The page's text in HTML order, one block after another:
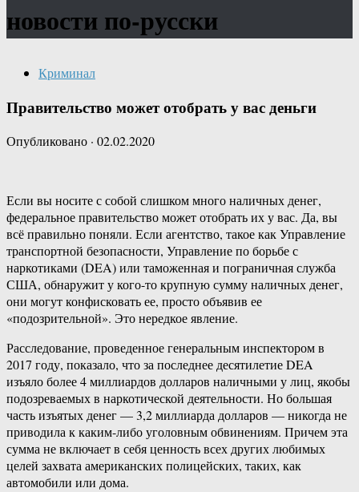
новости по-русски
Криминал
Правительство может отобрать у вас деньги
Опубликовано · 02.02.2020
Если вы носите с собой слишком много наличных денег,
федеральное правительство может отобрать их у вас. Да, вы
всё правильно поняли. Если агентство, такое как Управление
транспортной безопасности, Управление по борьбе с
наркотиками (DEA) или таможенная и пограничная служба
США, обнаружит у кого-то крупную сумму наличных денег,
они могут конфисковать ее, просто объявив ее
«подозрительной». Это нередкое явление.
Расследование, проведенное генеральным инспектором в
2017 году, показало, что за последнее десятилетие DEA
изъяло более 4 миллиардов долларов наличными у лиц, якобы
подозреваемых в наркотической деятельности. Но большая
часть изъятых денег — 3,2 миллиарда долларов — никогда не
приводила к каким-либо уголовным обвинениям. Причем эта
сумма не включает в себя ценность всех других любимых
целей захвата американских полицейских, таких, как
автомобили или дома.